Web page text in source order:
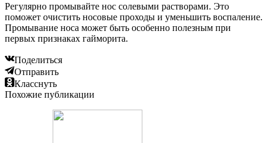
Регулярно промывайте нос солевыми растворами. Это
поможет очистить носовые проходы и уменьшить воспаление.
Промывание носа может быть особенно полезным при
первых признаках гайморита.
Поделиться
Отправить
Класснуть
Похожие публикации